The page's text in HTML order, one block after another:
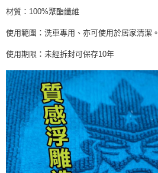
材質：100%聚酯纖維
使用範圍：洗車專用、亦可使用於居家清潔。
使用期限：未經拆封可保存10年